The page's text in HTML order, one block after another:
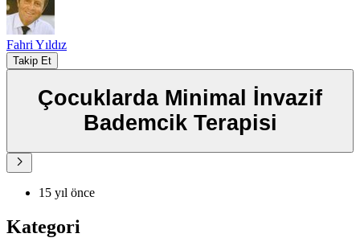
Fahri Yıldız
Takip Et
Çocuklarda Minimal İnvazif
Bademcik Terapisi
15 yıl önce
Kategori